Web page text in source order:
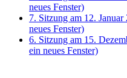
neues Fenster)
7. Sitzung am 12. Januar
neues Fenster)
6. Sitzung am 15.
ein neues Fenster)